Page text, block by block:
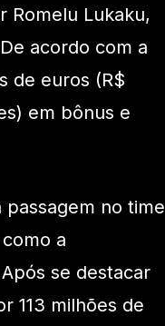
Romelu Lukaku,
acordo com a
de euros (R$
em bônus e
no time
a
se destacar
113 milhões de